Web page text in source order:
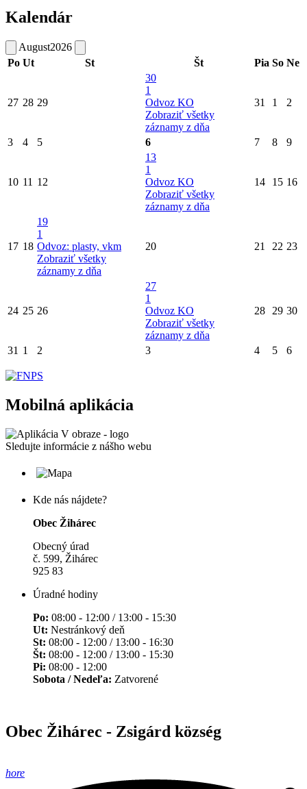
Kalendár
August2026
Po Ut St Št Pia So Ne
27 28 29
30
1
Odvoz KO
Zobraziť všetky
záznamy z dňa
31 1 2
3 4 5 6 7 8 9
10 11 12
13
1
Odvoz KO
Zobraziť všetky
záznamy z dňa
14 15 16
17 18
19
1
Odvoz: plasty, vkm
Zobraziť všetky
záznamy z dňa
20 21 22 23
24 25 26
27
1
Odvoz KO
Zobraziť všetky
záznamy z dňa
28 29 30
31 1 2 3 4 5 6
Mobilná aplikácia
Sledujte informácie z nášho webu
Kde nás nájdete?
Obec Žihárec
Obecný úrad
č. 599, Žihárec
925 83
Úradné hodiny
Po: 08:00 - 12:00 / 13:00 - 15:30
Ut: Nestránkový deň
St: 08:00 - 12:00 / 13:00 - 16:30
Št: 08:00 - 12:00 / 13:00 - 15:30
Pi: 08:00 - 12:00
Sobota / Nedeľa: Zatvorené
Obec Žihárec - Zsigárd község
hore